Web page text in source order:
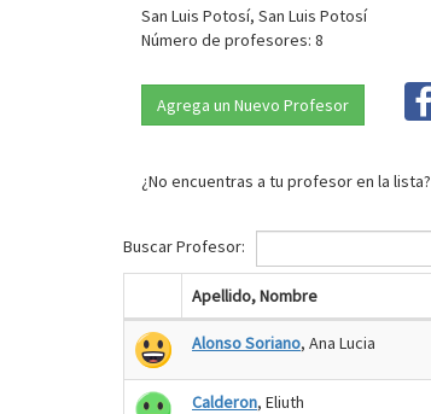
San Luis Potosí, San Luis Potosí
Número de profesores: 8
Agrega un Nuevo Profesor
¿No encuentras a tu profesor en la lista?
Buscar Profesor:
Apellido, Nombre
Alonso Soriano, Ana Lucia
Calderon, Eliuth